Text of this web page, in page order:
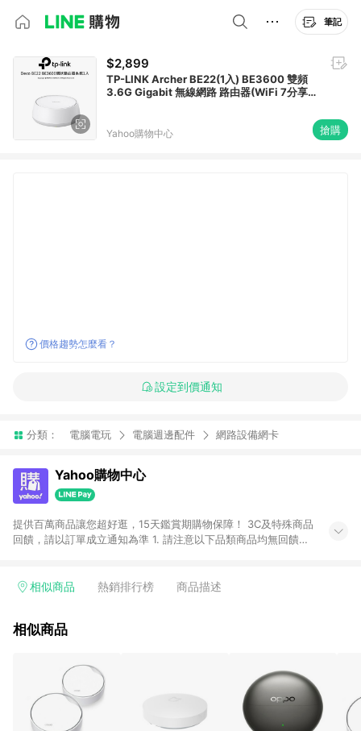
筆記
$2,899
TP-LINK Archer BE22(1入) BE3600 雙頻
3.6G Gigabit 無線網路 路由器(WiFi 7分享
Yahoo購物中心 搶購
價格趨勢怎麼看？
設定到價通知
分類： 電腦電玩 電腦週邊配件 網路設備網卡
Yahoo購物中心
提供百萬商品讓您超好逛，15天鑑賞期購物保障！ 3C及特殊商品
回饋，請以訂單成立通知為準 1. 請注意以下品類商品均無回饋：
電玩/遊戲/相機/單眼/鏡頭/拍立得 [2024/6/1起適用] -內接硬
的購回饋活動享Yahoo超贈點回饋者 - 購物中心商店之商品：商
價券等虛擬貨幣折抵 4. 大宗採購或批發轉賣不具回饋資格： 如
有相關事證認定您為大宗採購、批發轉賣而非最終消費使用者，
相關認定以Yahoo購物中心之認定為準
相似商品 熱銷排行榜 商品描述
相似商品